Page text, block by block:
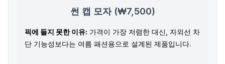
썬 캡 모자 (₩7,500)
픽에 들지 못한 이유: 가격이 가장 저렴한 대신, 자외선 차
단 기능성보다는 여름 패션용으로 설계된 제품입니다.